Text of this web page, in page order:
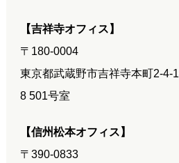
【吉祥寺オフィス】
〒180-0004
東京都武蔵野市吉祥寺本町2-4-
8 501号室
【信州松本オフィス】
〒390-0833